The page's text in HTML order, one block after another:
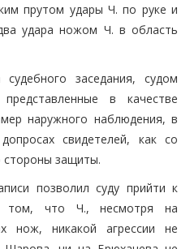
прутом удары Ч. по руке и
удара ножом Ч. в область
заседания, судом
в качестве
наружного наблюдения, в
свидетелей, как со
стороны защиты.
позволил суду прийти к
том, что Ч., несмотря на
нож, никакой агрессии не